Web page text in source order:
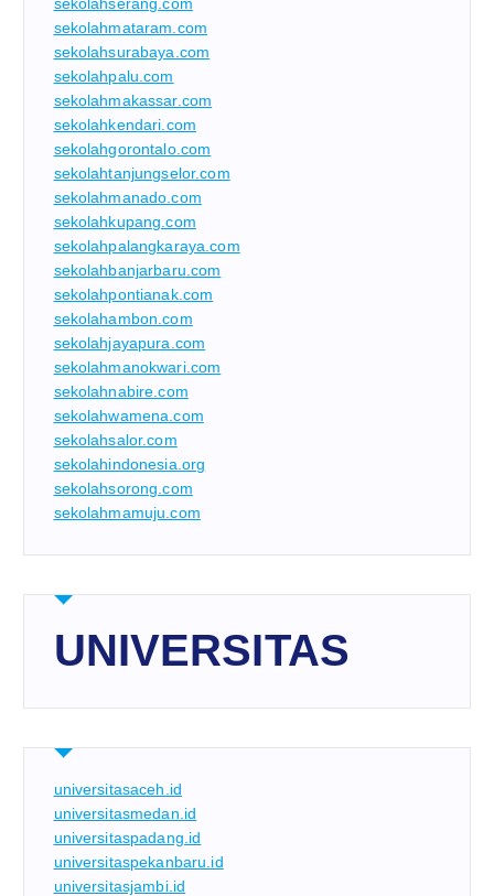
sekolahserang.com
sekolahmataram.com
sekolahsurabaya.com
sekolahpalu.com
sekolahmakassar.com
sekolahkendari.com
sekolahgorontalo.com
sekolahtanjungselor.com
sekolahmanado.com
sekolahkupang.com
sekolahpalangkaraya.com
sekolahbanjarbaru.com
sekolahpontianak.com
sekolahambon.com
sekolahjayapura.com
sekolahmanokwari.com
sekolahnabire.com
sekolahwamena.com
sekolahsalor.com
sekolahindonesia.org
sekolahsorong.com
sekolahmamuju.com
UNIVERSITAS
universitasaceh.id
universitasmedan.id
universitaspadang.id
universitaspekanbaru.id
universitasjambi.id